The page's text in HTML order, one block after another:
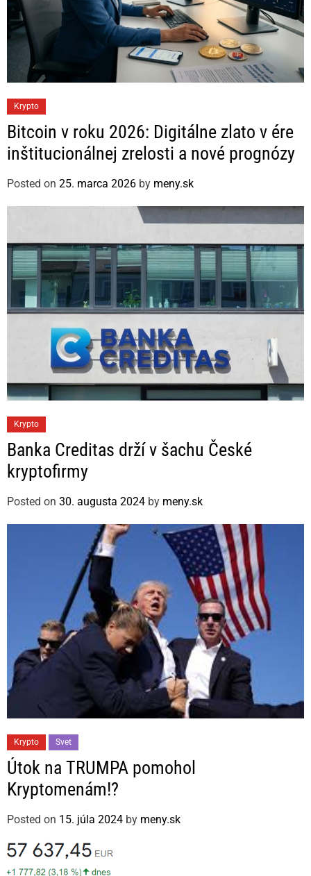
a
t
e
o
r
e
Krypto
Bitcoin v roku 2026: Digitálne zlato v ére
inštitucionálnej zrelosti a nové prognózy
Posted on 25. marca 2026 by meny.sk
a
t
e
o
r
Krypto
Banka Creditas drží v šachu České
kryptofirmy
Posted on 30. augusta 2024 by meny.sk
a
t
e
o
r
Krypto Svet
Útok na TRUMPA pomohol
Kryptomenám!?
Posted on 15. júla 2024 by meny.sk